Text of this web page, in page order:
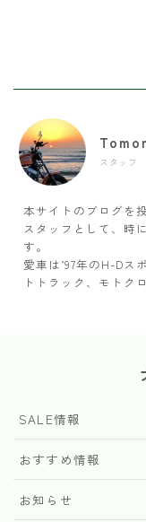
スタッフ
本サイトのブログを
スタッフとして、時
す。
愛車は’97年のH-Dス
トトラック、モトク
SALE情報
おすすめ情報
お知らせ